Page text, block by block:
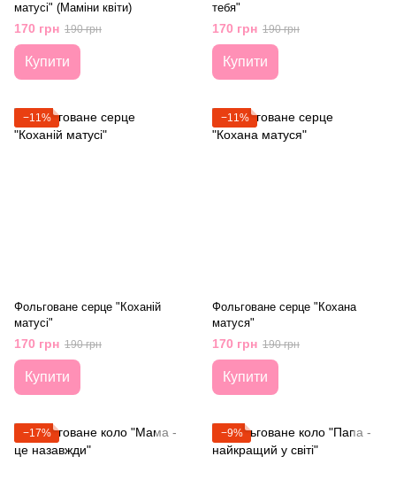
матусі" (Маміни квіти)
170 грн 190 грн
Купити
тебя"
170 грн 190 грн
Купити
−11%
Фольговане серце "Коханій
матусі"
170 грн 190 грн
Купити
−11%
Фольговане серце "Кохана
матуся"
170 грн 190 грн
Купити
−17% −9%